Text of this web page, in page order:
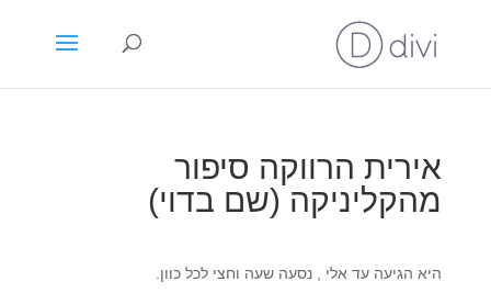
אירית הרווקה סיפור
מהקליניקה (שם בדוי)
היא הגיעה עד אלי , נסעה שעה וחצי לכל כוון.